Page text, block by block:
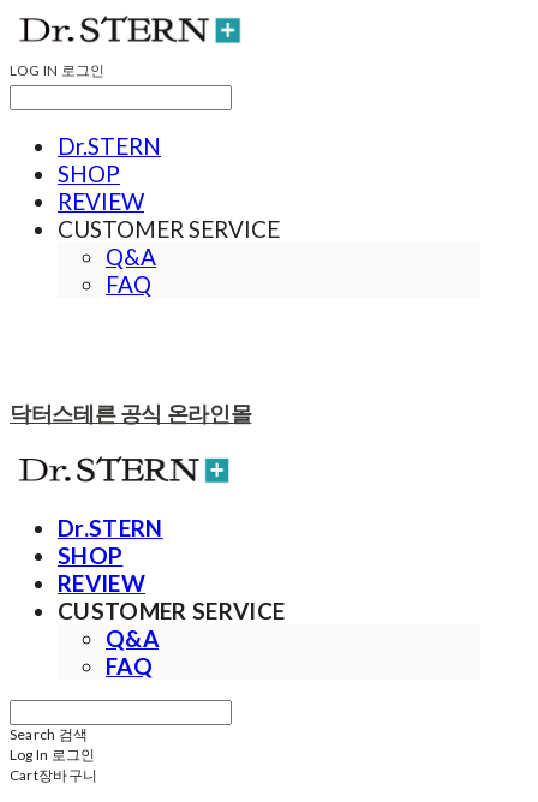
LOG IN 로그인
Dr.STERN
SHOP
REVIEW
CUSTOMER SERVICE
Q&A
FAQ
닥터스테른 공식 온라인몰
Dr.STERN
SHOP
REVIEW
CUSTOMER SERVICE
Q&A
FAQ
Search 검색
Log In 로그인
Cart장바구니